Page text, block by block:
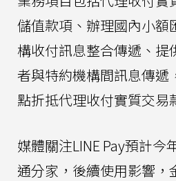
儲值款項、辦理國內小額
構收付訊息整合傳遞、提
者與特約機構間訊息傳遞
點折抵代理收付實質交易
媒體關注LINE Pay預計今
通分家，後續使用影響，